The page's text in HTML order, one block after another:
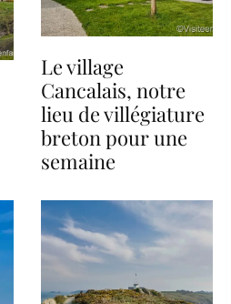
Le village
Cancalais, notre
lieu de villégiature
breton pour une
semaine